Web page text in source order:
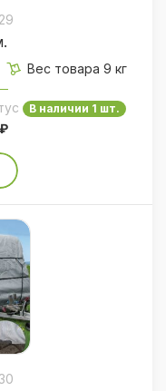
Вес товара 9 кг
В наличии 1 шт.